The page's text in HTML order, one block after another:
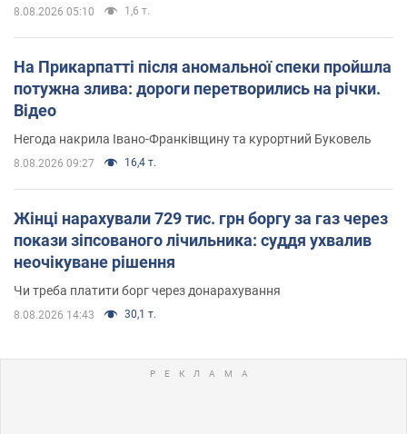
8.08.2026 05:10 1,6 т.
На Прикарпатті після аномальної спеки пройшла
потужна злива: дороги перетворились на річки.
Відео
Негода накрила Івано-Франківщину та курортний Буковель
8.08.2026 09:27 16,4 т.
Жінці нарахували 729 тис. грн боргу за газ через
покази зіпсованого лічильника: суддя ухвалив
неочікуване рішення
Чи треба платити борг через донарахування
8.08.2026 14:43 30,1 т.